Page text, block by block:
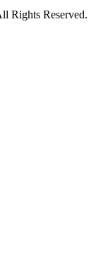
Rights Reserved.